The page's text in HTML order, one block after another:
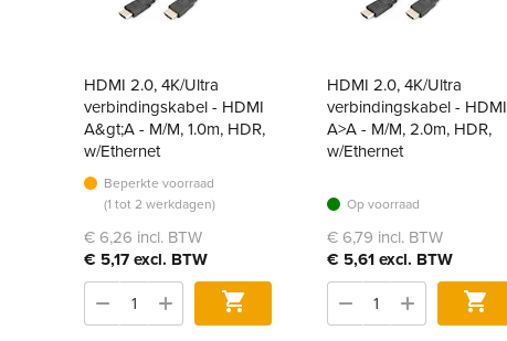
HDMI 2.0, 4K/Ultra
verbindingskabel - HDMI
A&gt;A - M/M, 1.0m, HDR,
w/Ethernet
Beperkte voorraad
(1 tot 2 werkdagen)
€ 6,26 incl. BTW
€ 5,17 excl. BTW
Bestel
HDMI 2.0, 4K/Ultra
verbindingskabel - HDMI
A>A - M/M, 2.0m, HDR,
w/Ethernet
Op voorraad
€ 6,79 incl. BTW
€ 5,61 excl. BTW
Bestel